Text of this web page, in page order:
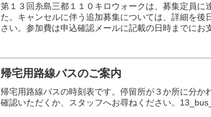
第１３回糸島三都１１０キロウォークは、募集定員に
た。キャンセルに伴う追加募集については、詳細を
さい。参加費は申込確認メールに記載の日時までにお
帰宅用路線バスのご案内
帰宅用路線バスの時刻表です。停留所が３か所に分
確認いただくか、スタッフへお尋ねください。